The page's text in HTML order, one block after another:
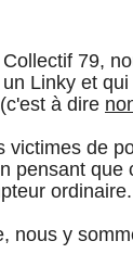
79,
Linky et
à dire
victimes de
pensant que
ordinaire.
nous y